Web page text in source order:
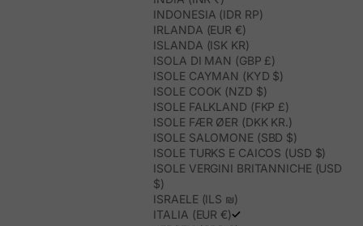
INDONESIA (IDR RP)
IRLANDA (EUR €)
ISLANDA (ISK KR)
ISOLA DI MAN (GBP £)
ISOLE CAYMAN (KYD $)
ISOLE COOK (NZD $)
ISOLE FALKLAND (FKP £)
ISOLE FÆR ØER (DKK KR.)
ISOLE SALOMONE (SBD $)
ISOLE TURKS E CAICOS (USD $)
ISOLE VERGINI BRITANNICHE (USD
$)
ISRAELE (ILS ₪)
ITALIA (EUR €)